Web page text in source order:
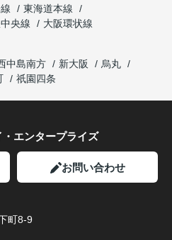
東海道本線
央線
大阪環状線
中島南方 新大阪
烏丸
祇園四条
エンタープライズ
お問い合わせ
町8-9